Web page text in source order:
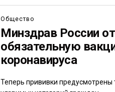
Общество
Минздрав России
обязательную
коронавируса
Теперь прививки предусмотрены